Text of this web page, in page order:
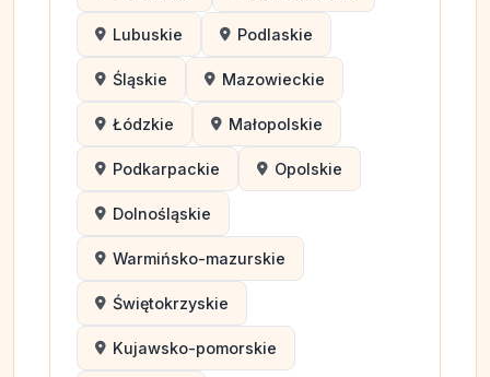
Lubuskie Podlaskie
Śląskie Mazowieckie
Łódzkie Małopolskie
Podkarpackie Opolskie
Dolnośląskie
Warmińsko-mazurskie
Świętokrzyskie
Kujawsko-pomorskie